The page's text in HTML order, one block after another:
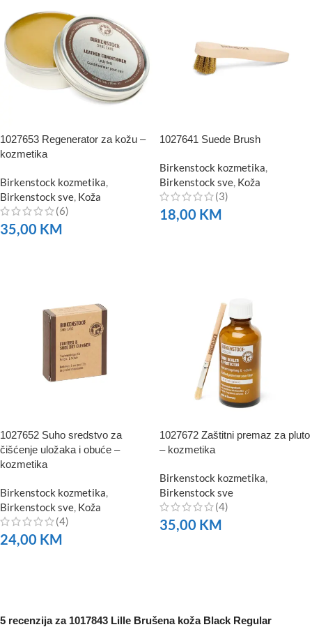
1027653 Regenerator za kožu –
kozmetika
Birkenstock kozmetika
Birkenstock sve Koža
(6)
35,00 KM
1027641 Suede Brush
Birkenstock kozmetika
Birkenstock sve Koža
(3)
18,00 KM
1027652 Suho sredstvo za
čišćenje uložaka i obuće –
kozmetika
Birkenstock kozmetika
Birkenstock sve Koža
(4)
24,00 KM
1027672 Zaštitni premaz za pluto
– kozmetika
Birkenstock kozmetika
Birkenstock sve
(4)
35,00 KM
5 recenzija za 1017843 Lille Brušena koža Black Regular